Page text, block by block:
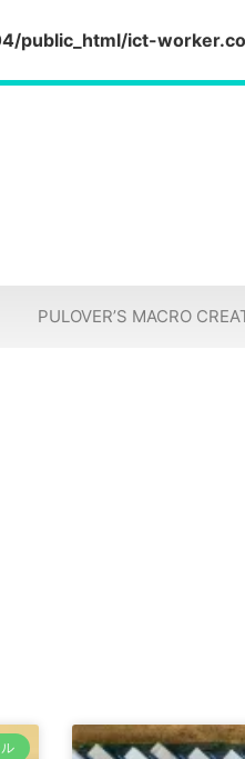
public_html/ict-
PULOVER’S MACRO